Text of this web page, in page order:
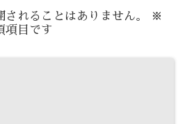
されることはありません。
※
項目です